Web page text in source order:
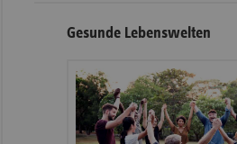
Gesunde Lebenswelten